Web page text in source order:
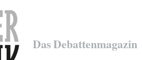
Das Debattenmagazin